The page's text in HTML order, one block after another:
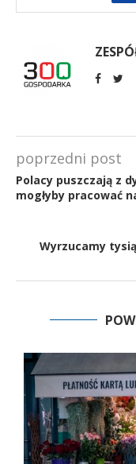
poprzedni post
Polacy puszczają z
mogłyby pracować
Wyrzucamy